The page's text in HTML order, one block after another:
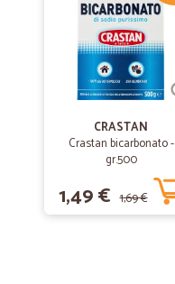
CRASTAN
Crastan bicarbonato -
gr.500
1,49 € 1,69 €